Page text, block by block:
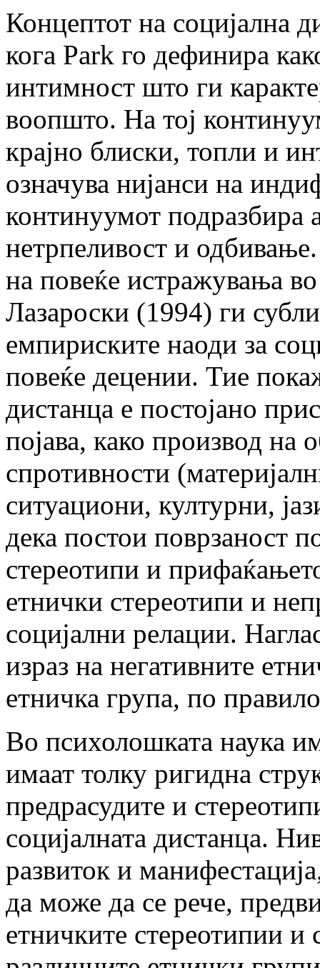
Концептот на социјална
кога Park го дефинира
интимност што ги
воопшто. На тој
крајно блиски, топли и
означува нијанси на
континуумот подразбира
нетрпеливост и
на повеќе истражувања
Лазароски (1994) ги
емпириските наоди за
повеќе децении. Тие
дистанца е постојано
појава, како производ на
спротивности
ситуациони, културни,
дека постои поврзаност
стереотипи и
етнички стереотипи и
социјални релации.
израз на негативните
етничка група, по
Во психолошката наука
имаат толку ригидна
предрасудите и
социјалната дистанца.
развиток и
да може да се рече,
етничките стереотипии и